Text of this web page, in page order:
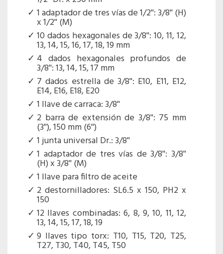
1 adaptador de tres vías de 1/2'': 3/8'' (H)
x 1/2'' (M)
10 dados hexagonales de 3/8'': 10, 11, 12,
13, 14, 15, 16, 17, 18, 19 mm
4 dados hexagonales profundos de
3/8'': 13, 14, 15, 17 mm
7 dados estrella de 3/8'': E10, E11, E12,
E14, E16, E18, E20
1 llave de carraca: 3/8''
2 barra de extensión de 3/8'': 75 mm
(3''), 150 mm (6'')
1 junta universal Dr.: 3/8''
1 adaptador de tres vías de 3/8'': 3/8''
(H) x 3/8'' (M)
1 llave para filtro de aceite
2 destornilladores: SL6.5 x 150, PH2 x
150
12 llaves combinadas: 6, 8, 9, 10, 11, 12,
13, 14, 15, 17, 18, 19
9 llaves tipo torx: T10, T15, T20, T25,
T27, T30, T40, T45, T50